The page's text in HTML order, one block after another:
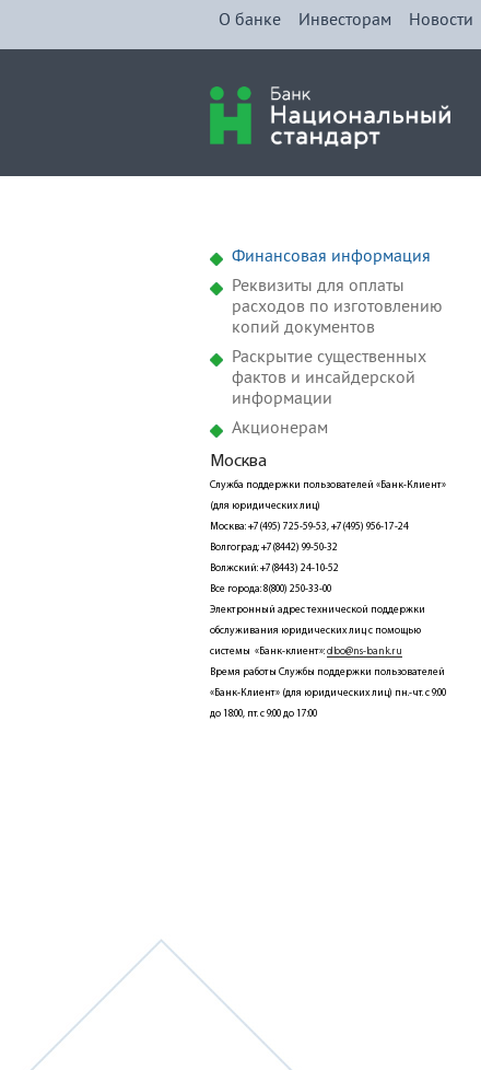
О банке Инвесторам Новости
Финансовая информация
Реквизиты для оплаты
расходов по изготовлению
копий документов
Раскрытие существенных
фактов и инсайдерской
информации
Акционерам
Москва
Служба поддержки пользователей «Банк-Клиент»
(для юридических лиц)
Москва: +7(495) 725-59-53, +7(495) 956-17-24
Волгоград: +7(8442) 99-50-32
Волжский: +7(8443) 24-10-52
Все города: 8(800) 250-33-00
Электронный адрес технической поддержки
обслуживания юридических лиц с помощью
системы «Банк-клиент»:dbo@ns-bank.ru
Время работы Службы поддержки пользователей
«Банк-Клиент» (для юридических лиц) пн.-чт. с 9:00
до 18:00, пт. с 9:00 до 17:00